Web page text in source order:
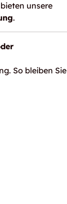
unsere
.
So bleiben Sie